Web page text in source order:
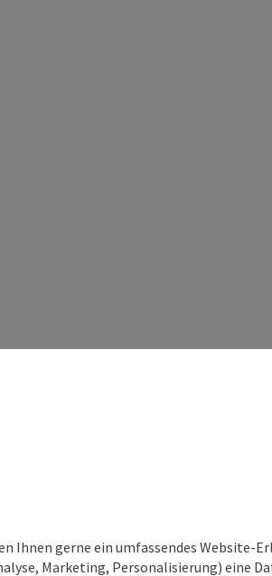
Ihnen gerne ein umfassendes Website-
Marketing, Personalisierung) eine